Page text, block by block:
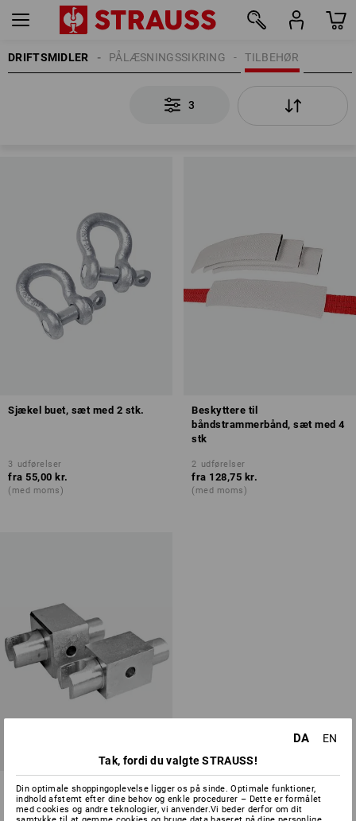
DRIFTSMIDLER TILBEHØR
PÅLÆSNINGSSIKRING
3
Sjækel buet, sæt med 2 stk.
3 udførelser
fra 55,00 kr.
(med moms)
Beskyttere til
båndstrammerbånd, sæt med 4
stk
2 udførelser
fra 128,75 kr.
(med moms)
Adapter, teleskopstøtte
version
DA
EN
Tak, fordi du valgte STRAUSS!
Din optimale shoppingoplevelse ligger os på sinde. Optimale funktioner,
indhold afstemt efter dine behov og enkle procedurer – Dette er formålet
med cookies og andre teknologier, vi anvender.Vi beder derfor om dit